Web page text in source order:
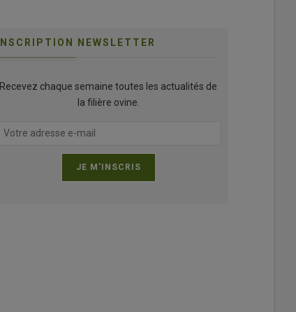
INSCRIPTION NEWSLETTER
Recevez chaque semaine toutes les actualités de
la filière ovine.